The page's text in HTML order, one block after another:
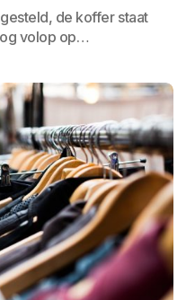
de koffer staat
volop op…